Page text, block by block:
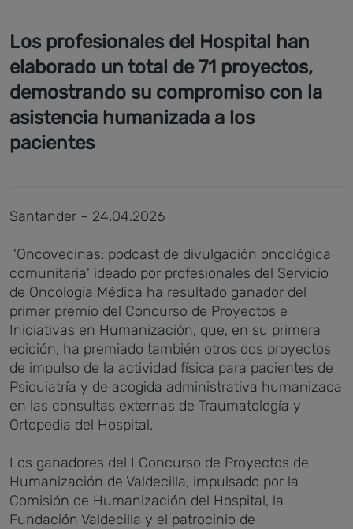
Los profesionales del Hospital han
elaborado un total de 71 proyectos,
demostrando su compromiso con la
asistencia humanizada a los
pacientes
Santander – 24.04.2026
'Oncovecinas: podcast de divulgación oncológica
comunitaria' ideado por profesionales del Servicio
de Oncología Médica ha resultado ganador del
primer premio del Concurso de Proyectos e
Iniciativas en Humanización, que, en su primera
edición, ha premiado también otros dos proyectos
de impulso de la actividad física para pacientes de
Psiquiatría y de acogida administrativa humanizada
en las consultas externas de Traumatología y
Ortopedia del Hospital.
Los ganadores del I Concurso de Proyectos de
Humanización de Valdecilla, impulsado por la
Comisión de Humanización del Hospital, la
Fundación Valdecilla y el patrocinio de